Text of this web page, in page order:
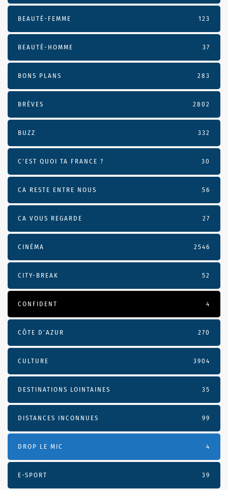
BEAUTÉ-FEMME 123
BEAUTÉ-HOMME 37
BONS PLANS 283
BRÈVES 2802
BUZZ 332
C'EST QUOI TA FRANCE ? 30
CA RESTE ENTRE NOUS 56
CA VOUS REGARDE 27
CINÉMA 2546
CITY-BREAK 52
CONFIDENT 4
CÔTE D’AZUR 270
CULTURE 3904
DESTINATIONS LOINTAINES 35
DISTANCES INCONNUES 99
DROP LE MIC 4
E-SPORT 39